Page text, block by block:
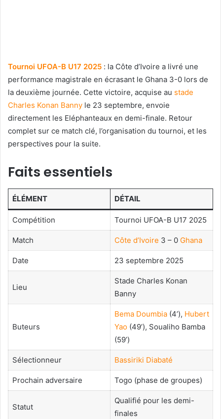
Tournoi UFOA-B U17 2025 : la Côte d’Ivoire a livré une
performance magistrale en écrasant le Ghana 3-0 lors de
la deuxième journée. Cette victoire, acquise au stade
Charles Konan Banny le 23 septembre, envoie
directement les Eléphanteaux en demi-finale. Retour
complet sur ce match clé, l’organisation du tournoi, et les
perspectives pour la suite.
Faits essentiels
ÉLÉMENT DÉTAIL
Compétition Tournoi UFOA-B U17 2025
Match Côte d’Ivoire 3 – 0 Ghana
Date 23 septembre 2025
Lieu
Stade Charles Konan
Banny
Buteurs
Bema Doumbia(4’), Hubert
Yao(49’), Soualiho Bamba
(59’)
Sélectionneur Bassiriki Diabaté
Prochain adversaire Togo (phase de groupes)
Statut
Qualifié pour les demi-
finales